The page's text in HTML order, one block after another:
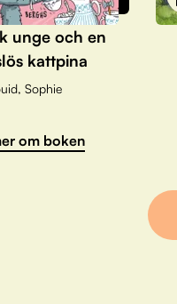
unge och en
kattpina
Sophie
om boken